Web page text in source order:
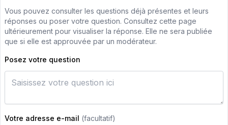
Vous pouvez consulter les questions déjà présentes et leurs
réponses ou poser votre question. Consultez cette page
ultérieurement pour visualiser la réponse. Elle ne sera publiée
que si elle est approuvée par un modérateur.
Posez votre question
Votre adresse e-mail (facultatif)